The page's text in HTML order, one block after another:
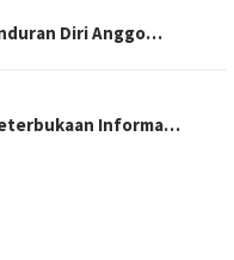
Diri Anggo…
Informa…